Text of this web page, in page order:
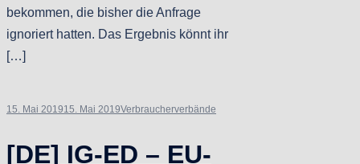
bekommen, die bisher die Anfrage
ignoriert hatten. Das Ergebnis könnt ihr
[…]
15. Mai 201915. Mai 2019Verbraucherverbände
[DE] IG-ED – EU-